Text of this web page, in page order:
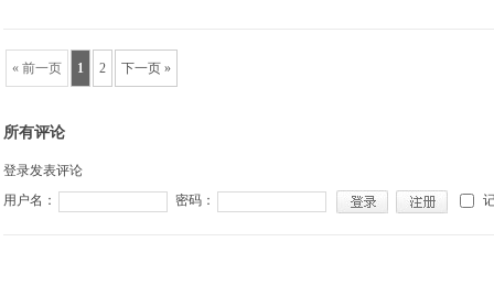
« 前一页 1 2 下一页 »
所有评论
登录发表评论
用户名：
密码：